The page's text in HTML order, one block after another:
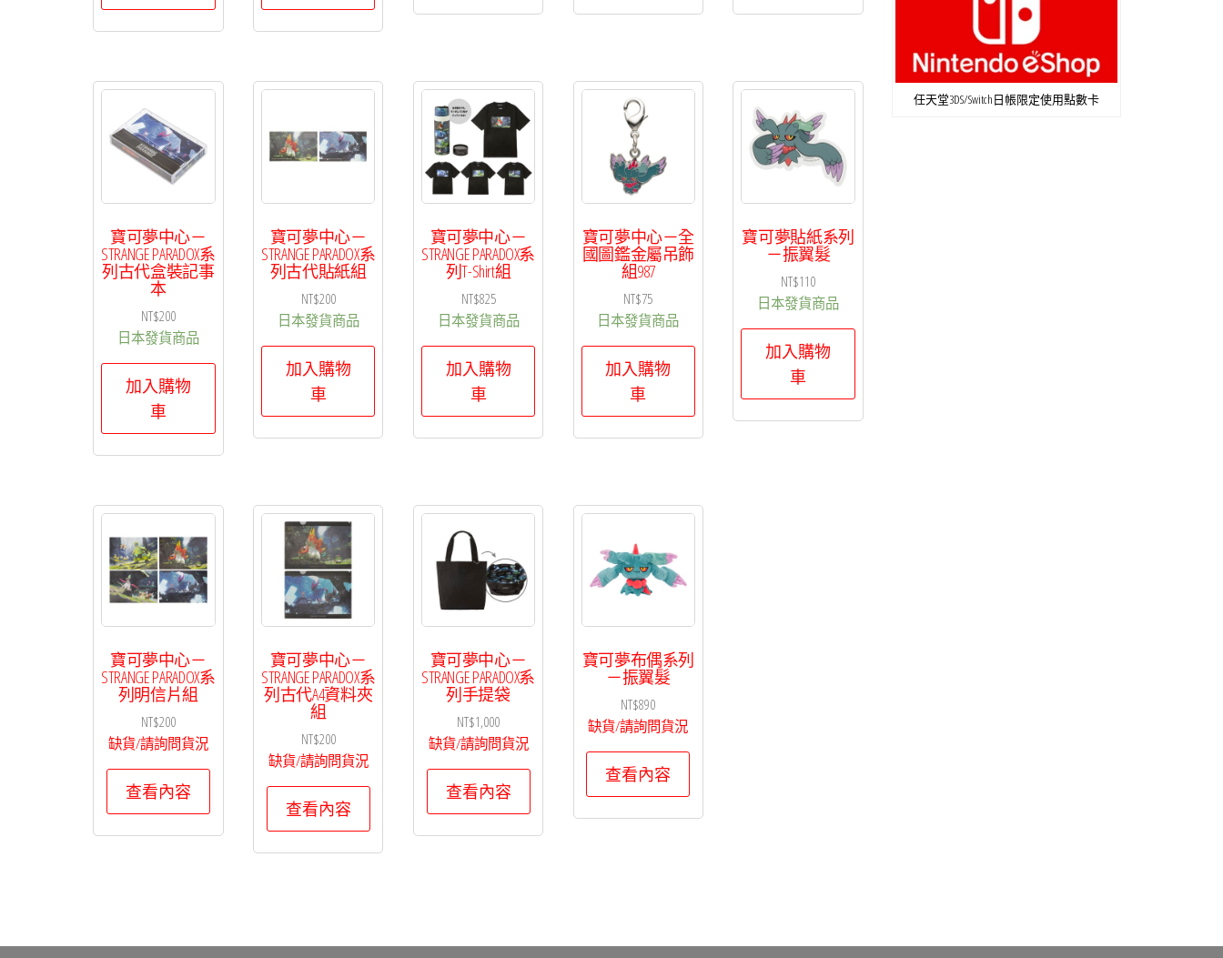
寶可夢中心－
STRANGE PARADOX系
列古代盒裝記事
本
NT$200
日本發貨商品
加入購物
車
寶可夢中心－
STRANGE PARADOX系
列古代貼紙組
NT$200
日本發貨商品
加入購物
車
寶可夢中心－
STRANGE PARADOX系
列T-Shirt組
NT$825
日本發貨商品
加入購物
車
寶可夢中心－全
國圖鑑金屬吊飾
組987
NT$75
日本發貨商品
加入購物
車
寶可夢貼紙系列
－振翼髮
NT$110
日本發貨商品
加入購物
車
寶可夢中心－
STRANGE PARADOX系
列明信片組
NT$200
缺貨/請詢問貨況
查看內容
寶可夢中心－
STRANGE PARADOX系
列古代A4資料夾
組
NT$200
缺貨/請詢問貨況
查看內容
寶可夢中心－
STRANGE PARADOX系
列手提袋
NT$1,000
缺貨/請詢問貨況
查看內容
寶可夢布偶系列
－振翼髮
NT$890
缺貨/請詢問貨況
查看內容
任天堂3DS/Switch日帳限定使用點數卡